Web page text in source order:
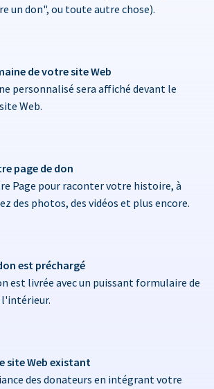
un don", ou toute autre chose).
de votre site Web
personnalisé sera affiché devant le
Web.
page de don
Page pour raconter votre histoire, à
des photos, des vidéos et plus encore.
est préchargé
est livrée avec un puissant formulaire de
l'intérieur.
site Web existant
des donateurs en intégrant votre